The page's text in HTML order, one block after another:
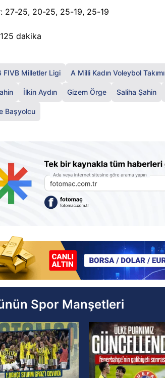
27-25, 20-25, 25-19, 25-19
dakika
FIVB Milletler Ligi A Milli Kadın Voleybol Takımı
İlkin Aydın Gizem Örge Saliha Şahin
Başyolcu
Spor Manşetleri